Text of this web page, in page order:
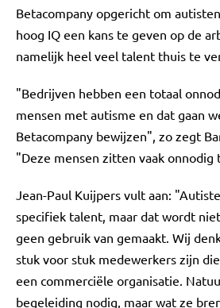
Betacompany opgericht om
hoog IQ een kans te geven op de
namelijk heel veel talent thuis te
"Bedrijven hebben een totaal
mensen met autisme en dat gaan
Betacompany bewijzen", zo zegt
"Deze mensen zitten vaak onnodig
Jean-Paul Kuijpers vult aan:
specifiek talent, maar dat wordt
geen gebruik van gemaakt. Wij
stuk voor stuk medewerkers zijn
een commerciële organisatie.
begeleiding nodig, maar wat ze